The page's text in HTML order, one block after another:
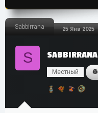
Sabbirrana 25 Янв 2025
S SABBIRRANA
Местный